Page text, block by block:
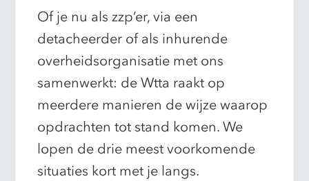
Of je nu als zzp’er, via een
detacheerder of als inhurende
overheidsorganisatie met ons
samenwerkt: de Wtta raakt op
meerdere manieren de wijze waarop
opdrachten tot stand komen. We
lopen de drie meest voorkomende
situaties kort met je langs.